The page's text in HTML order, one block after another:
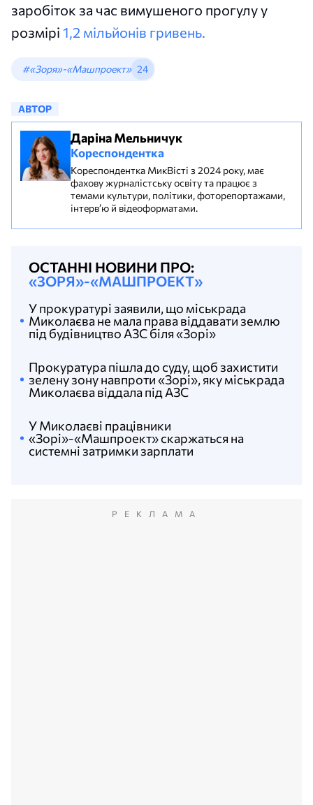
заробіток за час вимушеного прогулу у
розмірі 1,2 мільйонів гривень.
#«Зоря»-«Машпроект» 24
АВТОР
Даріна Мельничук
Кореспондентка
Кореспондентка МикВісті з 2024 року, має
фахову журналістську освіту та працює з
темами культури, політики, фоторепортажами,
інтерв’ю й відеоформатами.
ОСТАННІ НОВИНИ ПРО:
«ЗОРЯ»-«МАШПРОЕКТ»
У Миколаєві працівники
«Зорі»-«Машпроект» скаржаться на
системні затримки зарплати
Прокуратура пішла до суду, щоб захистити
зелену зону навпроти «Зорі», яку міськрада
Миколаєва віддала під АЗС
У прокуратурі заявили, що міськрада
Миколаєва не мала права віддавати землю
під будівництво АЗС біля «Зорі»
РЕКЛАМА